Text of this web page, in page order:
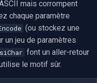
mais corrompent
chaque paramètre
(ou stockez une
un jeu de paramètres
font un aller-retour
le motif sûr.